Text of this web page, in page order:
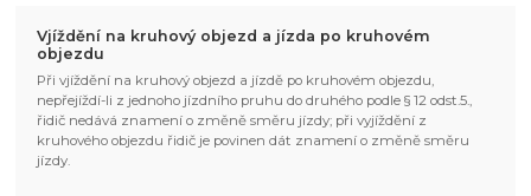
Vjíždění na kruhový objezd a jízda po kruhovém
objezdu
Při vjíždění na kruhový objezd a jízdě po kruhovém objezdu,
nepřejíždí-li z jednoho jízdního pruhu do druhého podle § 12 odst.5.,
řidič nedává znamení o změně směru jízdy; při vyjíždění z
kruhového objezdu řidič je povinen dát znamení o změně směru
jízdy.